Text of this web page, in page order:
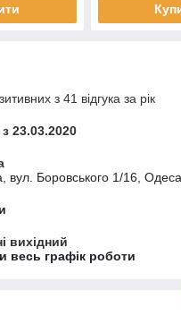
з 41 відгука за рік
23.03.2020
вул. Боровського 1/16,
вихідний
весь графік роботи